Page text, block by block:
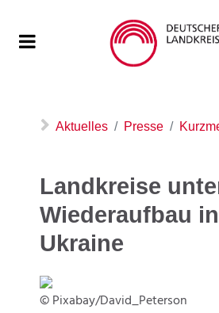
Aktuelles Presse
Landkreise
Wiederaufbau
Ukraine
© Pixabay/David_Peterson